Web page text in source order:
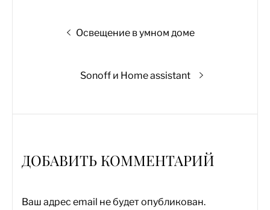
НавигацияПредыдущая
Освещение в умном доме
Следующая
Sonoff и Home assistant
ДОБАВИТЬ КОММЕНТАРИЙ
Ваш адрес email не будет опубликован.